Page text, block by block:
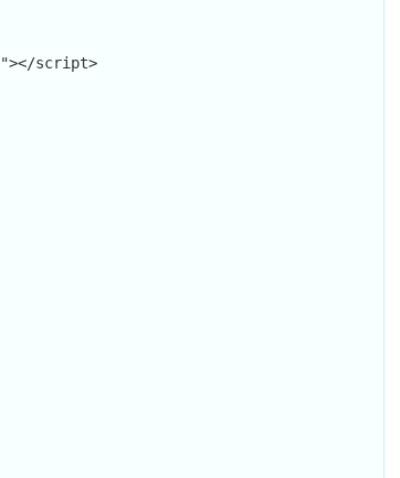
"></script>